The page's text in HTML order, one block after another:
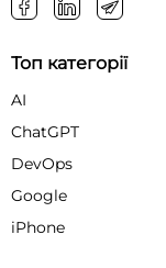
Топ категорії
AI
ChatGPT
DevOps
Google
iPhone